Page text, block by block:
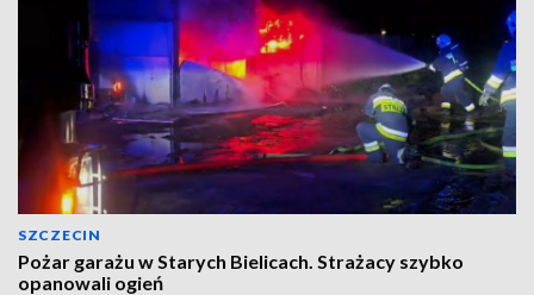
SZCZECIN
Pożar garażu w Starych Bielicach. Strażacy szybko
opanowali ogień